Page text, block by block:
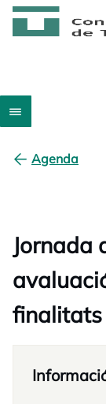
Agenda
Jornada
finalitats